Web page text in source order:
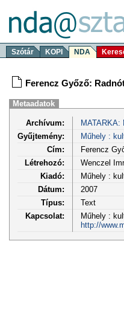
Szótár KOPI NDA
Ferencz Győző:
Metaadatok
Archívum:
MATARKA:
Gyűjtemény:
Műhely :
Cím:
Ferencz
Létrehozó:
Wenczel
Kiadó:
Műhely :
Dátum:
2007
Típus:
Text
Kapcsolat:
Műhely :
http://